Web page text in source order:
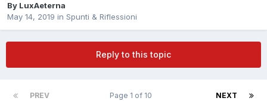
By LuxAeterna
May 14, 2019 in Spunti & Riflessioni
Reply to this topic
PREV NEXT
Page 1 of 10